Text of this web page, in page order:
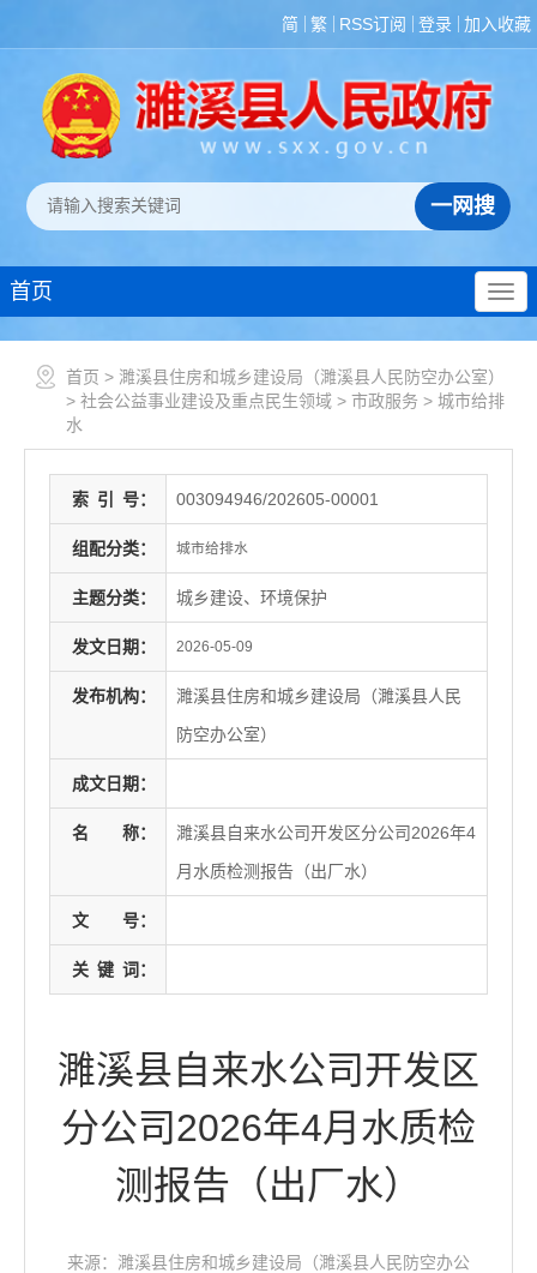
简 繁 RSS订阅 登录 加入收藏
首页
首页 > 濉溪县住房和城乡建设局（濉溪县人民防空办公室）
> 社会公益事业建设及重点民生领域 > 市政服务 > 城市给排
水
索 引 号： 003094946/202605-00001
组配分类： 城市给排水
主题分类： 城乡建设、环境保护
发文日期： 2026-05-09
发布机构：
濉溪县住房和城乡建设局（濉溪县人民
防空办公室）
成文日期：
名 称：
濉溪县自来水公司开发区分公司2026年4
月水质检测报告（出厂水）
文 号：
关 键 词：
濉溪县自来水公司开发区
分公司2026年4月水质检
测报告（出厂水）
来源：濉溪县住房和城乡建设局（濉溪县人民防空办公